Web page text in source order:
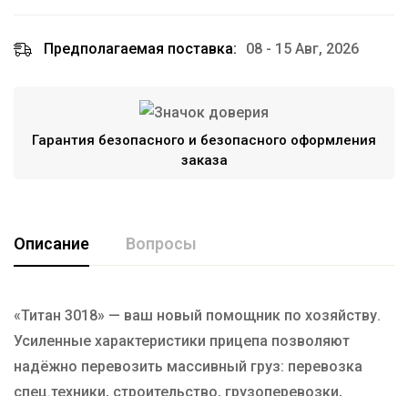
Предполагаемая поставка: 08 - 15 Авг, 2026
Гарантия безопасного и безопасного оформления
заказа
Описание Вопросы
«Титан 3018» — ваш новый помощник по хозяйству.
Усиленные характеристики прицепа позволяют
надёжно перевозить массивный груз: перевозка
спец.техники, строительство, грузоперевозки,